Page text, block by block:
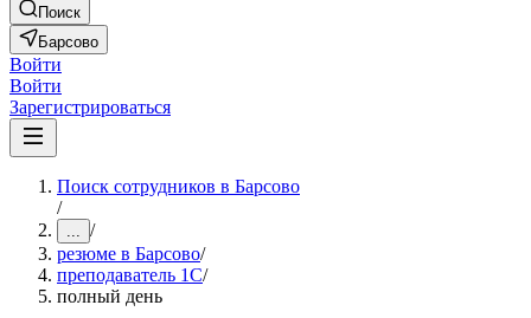
Поиск
Барсово
Войти
Войти
Зарегистрироваться
Поиск сотрудников в Барсово
/
... /
резюме в Барсово/
преподаватель 1С/
полный день